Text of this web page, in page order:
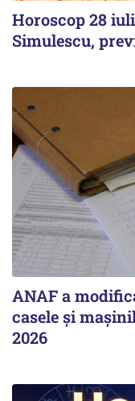
Horoscop 28
Simulescu,
ANAF a
casele și
2026